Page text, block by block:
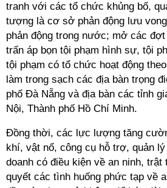
tranh với các tổ chức khủng bố,
tượng là cơ sở phản động lưu
phản động trong nước; mở các
trấn áp bọn tội phạm hình sự, tội
tội phạm có tổ chức hoạt động
làm trong sạch các địa bàn trọng
phố Đà Nẵng và địa bàn các tỉnh
Nội, Thành phố Hồ Chí Minh.
Đồng thời, các lực lượng tăng
khí, vật nổ, công cụ hỗ trợ, quản
doanh có điều kiện về an ninh, trật
quyết các tình huống phức tạp về